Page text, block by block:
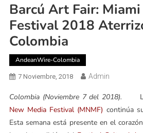
Barcú Art Fair:
Festival 2018
Colombia
AndeanWire-Colombia
7 Noviembre, 2018 Admin
Colombia (Noviembre 7 del 2018).
New Media Festival (MNMF) continúa
Esta semana está presente en el